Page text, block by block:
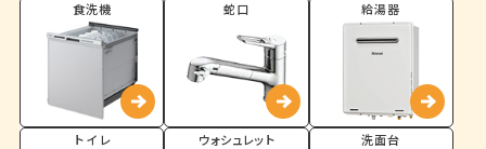
食洗機 蛇口 給湯器
トイレ ウォシュレット 洗面台